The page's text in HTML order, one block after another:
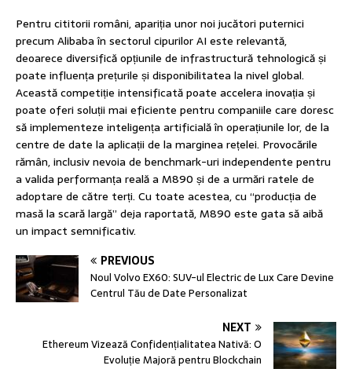
Pentru cititorii români, apariția unor noi jucători puternici
precum Alibaba în sectorul cipurilor AI este relevantă,
deoarece diversifică opțiunile de infrastructură tehnologică și
poate influența prețurile și disponibilitatea la nivel global.
Această competiție intensificată poate accelera inovația și
poate oferi soluții mai eficiente pentru companiile care doresc
să implementeze inteligența artificială în operațiunile lor, de la
centre de date la aplicații de la marginea rețelei. Provocările
rămân, inclusiv nevoia de benchmark-uri independente pentru
a valida performanța reală a M890 și de a urmări ratele de
adoptare de către terți. Cu toate acestea, cu “producția de
masă la scară largă” deja raportată, M890 este gata să aibă
un impact semnificativ.
PREVIOUS
Noul Volvo EX60: SUV-ul Electric de Lux Care Devine
Centrul Tău de Date Personalizat
NEXT
Ethereum Vizează Confidențialitatea Nativă: O
Evoluție Majoră pentru Blockchain